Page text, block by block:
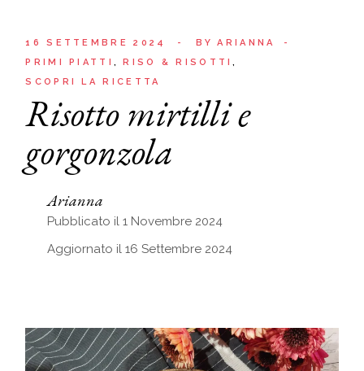
16 SETTEMBRE 2024 BY
ARIANNA
PRIMI PIATTI
RISO & RISOTTI
SCOPRI LA RICETTA
Risotto mirtilli e
gorgonzola
Arianna
Pubblicato il 1 Novembre 2024
Aggiornato il 16 Settembre 2024